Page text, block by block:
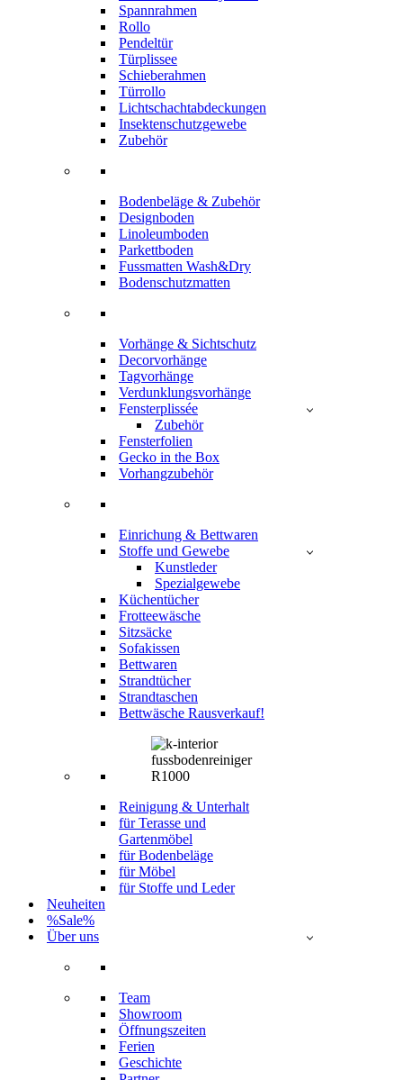
Spannrahmen
Rollo
Pendeltür
Türplissee
Schieberahmen
Türrollo
Lichtschachtabdeckungen
Insektenschutzgewebe
Zubehör
Bodenbeläge & Zubehör
Designboden
Linoleumboden
Parkettboden
Fussmatten Wash&Dry
Bodenschutzmatten
Vorhänge & Sichtschutz
Decorvorhänge
Tagvorhänge
Verdunklungsvorhänge
Fensterplissée
Zubehör
Fensterfolien
Gecko in the Box
Vorhangzubehör
Einrichung & Bettwaren
Stoffe und Gewebe
Kunstleder
Spezialgewebe
Küchentücher
Frotteewäsche
Sitzsäcke
Sofakissen
Bettwaren
Strandtücher
Strandtaschen
Bettwäsche Rausverkauf!
Reinigung & Unterhalt
für Terasse und
Gartenmöbel
für Bodenbeläge
für Möbel
für Stoffe und Leder
Neuheiten
%Sale%
Über uns
Team
Showroom
Öffnungszeiten
Ferien
Geschichte